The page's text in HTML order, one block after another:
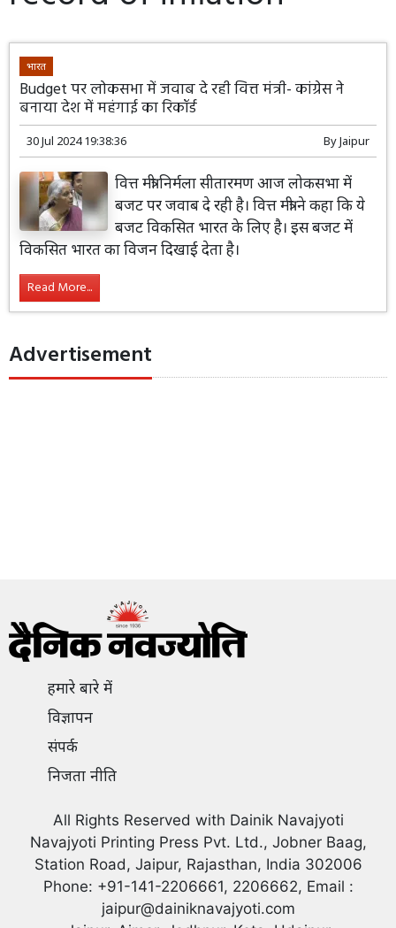
भारत
Budget पर लोकसभा में जवाब दे रही वित्त मंत्री- कांग्रेस ने
बनाया देश में महंगाई का रिकॉर्ड
30 Jul 2024 19:38:36 ByJaipur
वित्त मंत्री निर्मला सीतारमण आज लोकसभा में
बजट पर जवाब दे रही है। वित्त मंत्री ने कहा कि ये
बजट विकसित भारत के लिए है। इस बजट में
विकसित भारत का विजन दिखाई देता है।
Read More...
Advertisement
हमारे बारे में
विज्ञापन
संपर्क
निजता नीति
All Rights Reserved with Dainik Navajyoti
Navajyoti Printing Press Pvt. Ltd., Jobner Baag,
Station Road, Jaipur, Rajasthan, India 302006
Phone: +91-141-2206661, 2206662, Email :
jaipur@dainiknavajyoti.com